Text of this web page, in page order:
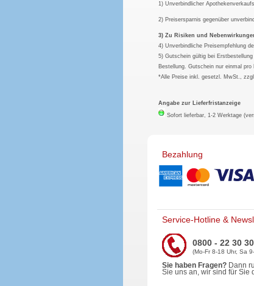
1) Unverbindlicher
2) Preisersparnis gegenüber
3) Zu Risiken und
4) Unverbindliche Preisempfehlung
5) Gutschein gültig bei
Bestellung. Gutschein nur einmal
*Alle Preise inkl. gesetzl. MwSt.,
Angabe zur Lieferfristanzeige
Sofort lieferbar, 1-2 Werktage
Bezahlung
Service-Hotline &
0800 - 22 30
(Mo-Fr 8-18 Uhr, Sa
Sie haben Fragen? Dann
Sie uns an, wir sind für Sie